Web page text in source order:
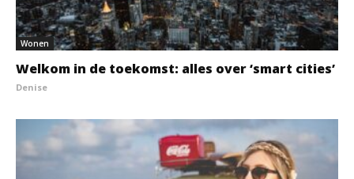
Wonen
Welkom in de toekomst: alles over ‘smart cities’
Denise